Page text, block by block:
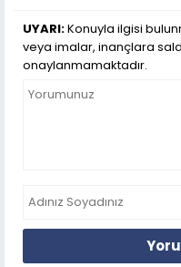
UYARI:Konuyla ilgisi
veya imalar, inançlara
onaylanmamaktadır.